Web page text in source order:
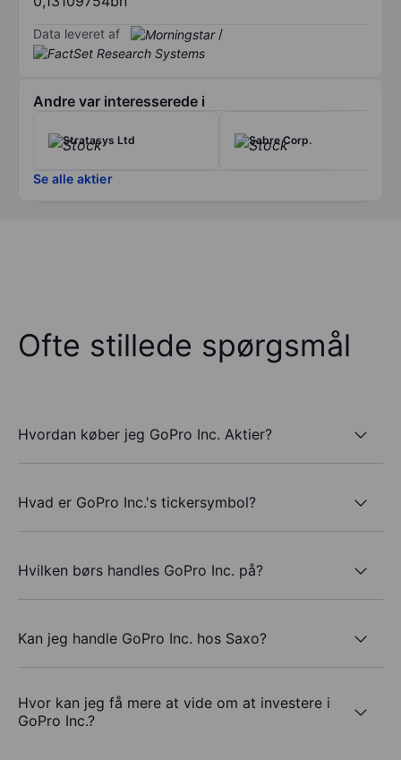
Data leveret af /
Andre var interesserede i
Stratasys Ltd Sabre Corp.
Se alle aktier
Ofte stillede spørgsmål
Hvordan køber jeg GoPro Inc. Aktier?
Hvad er GoPro Inc.'s tickersymbol?
Hvilken børs handles GoPro Inc. på?
Kan jeg handle GoPro Inc. hos Saxo?
Hvor kan jeg få mere at vide om at investere i
GoPro Inc.?